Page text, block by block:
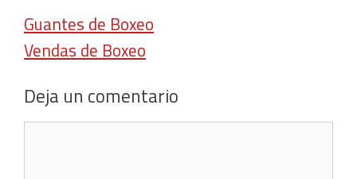
Guantes de Boxeo
Vendas de Boxeo
Deja un comentario